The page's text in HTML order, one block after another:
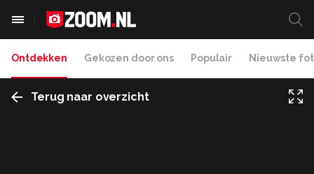
Ontdekken Gekozen door ons Populair Nieuwste
Terug naar overzicht